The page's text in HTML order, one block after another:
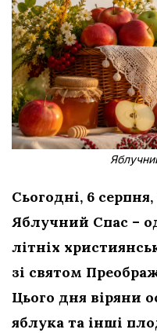
Сьогодні, 6
Яблучний Спас –
літніх
зі святом
Цього дня віряни
яблука та інші